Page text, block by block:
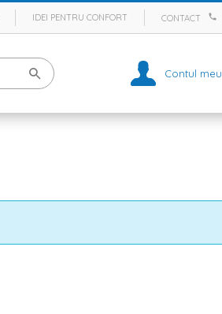
IDEI PENTRU CONFORT CONTACT
Contul meu